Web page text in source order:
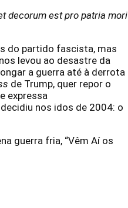
decorum est pro patria mori
do partido fascista, mas
levou ao desastre da
a guerra até à derrota
de Trump, quer repor o
expressa
nos idos de 2004: o
guerra fria, “Vêm Aí os